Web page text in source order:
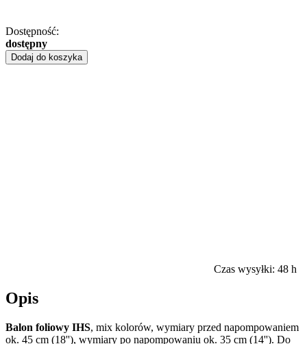
Dostępność:
dostępny
Dodaj do koszyka
Czas wysyłki: 48 h
Opis
Balon foliowy IHS, mix kolorów, wymiary przed napompowaniem
ok. 45 cm (18''), wymiary po napompowaniu ok. 35 cm (14''). Do